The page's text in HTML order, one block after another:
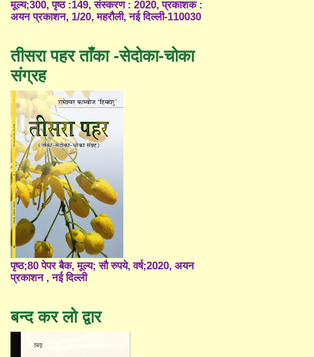
मूल्य;300, पृष्ठ :149, संस्करण : 2020, प्रकाशक :
अयन प्रकाशन, 1/20, महरौली, नई दिल्ली-110030
तीसरा पहर ताँका -सेदोका-चोका
संग्रह
पृष्ठ;80 पेपर बैक, मूल्य; सौ रुपये, वर्ष;2020, अयन
प्रकाशन , नई दिल्ली
बन्द कर लो द्वार